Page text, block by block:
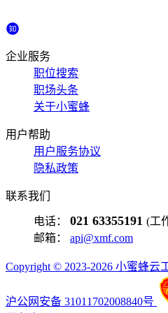
企业服务
职位搜索
职场头条
关于小蜜蜂
用户帮助
用户服务协议
隐私政策
联系我们
电话： 021 63355191 (工
邮箱： api@xmf.com
Copyright © 2023-2026 小蜜蜂云
沪公网安备 31011702008840号